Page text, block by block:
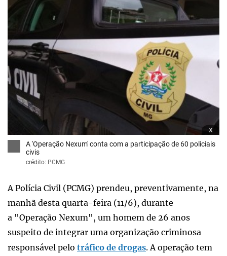
x
A 'Operação Nexum' conta com a participação de 60 policiais
civis
crédito: PCMG
A Polícia Civil (PCMG) prendeu, preventivamente, na
manhã desta quarta-feira (11/6), durante
a "Operação Nexum", um homem de 26 anos
suspeito de integrar uma organização criminosa
responsável pelo tráfico de drogas. A operação tem